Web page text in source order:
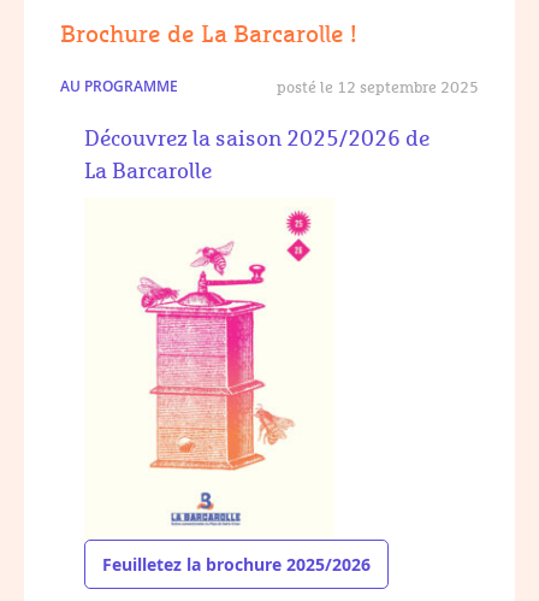
Brochure de La Barcarolle !
AU PROGRAMME posté le 12 septembre 2025
Découvrez la saison 2025/2026 de
La Barcarolle
Feuilletez la brochure 2025/2026